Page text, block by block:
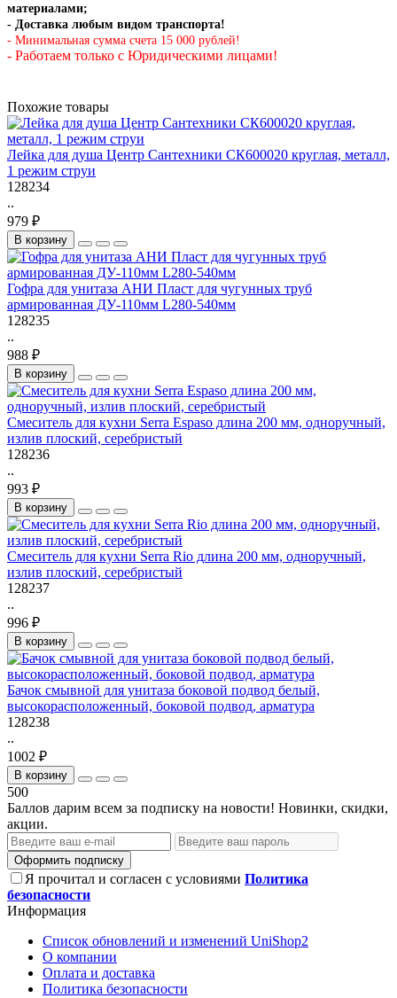
материалами;
- Доставка любым видом транспорта!
- Минимальная сумма счета 15 000 рублей!
- Работаем только с Юридическими лицами!
Похожие товары
Лейка для душа Центр Сантехники СК600020 круглая, металл,
1 режим струи
128234
..
979 ₽
В корзину
Гофра для унитаза АНИ Пласт для чугунных труб
армированная ДУ-110мм L280-540мм
128235
..
988 ₽
В корзину
Смеситель для кухни Serra Espaso длина 200 мм, одноручный,
излив плоский, серебристый
128236
..
993 ₽
В корзину
Смеситель для кухни Serra Rio длина 200 мм, одноручный,
излив плоский, серебристый
128237
..
996 ₽
В корзину
Бачок смывной для унитаза боковой подвод белый,
высокорасположенный, боковой подвод, арматура
128238
..
1002 ₽
В корзину
500
Баллов дарим всем за подписку на новости! Новинки, скидки,
акции.
Оформить подписку
Я прочитал и согласен с условиями Политика
безопасности
Информация
Список обновлений и изменений UniShop2
О компании
Оплата и доставка
Политика безопасности